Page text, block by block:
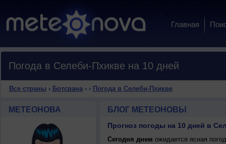
Главная
Погода в Селеби-Пхикве на 10 дней
Все страны › Ботсвана› › Погода в Селеби-Пхикве
МЕТЕОНОВА БЛОГ МЕТЕОНОВЫ
Прогноз погоды на 10 дней в
Сегодня днем ожидается ясная